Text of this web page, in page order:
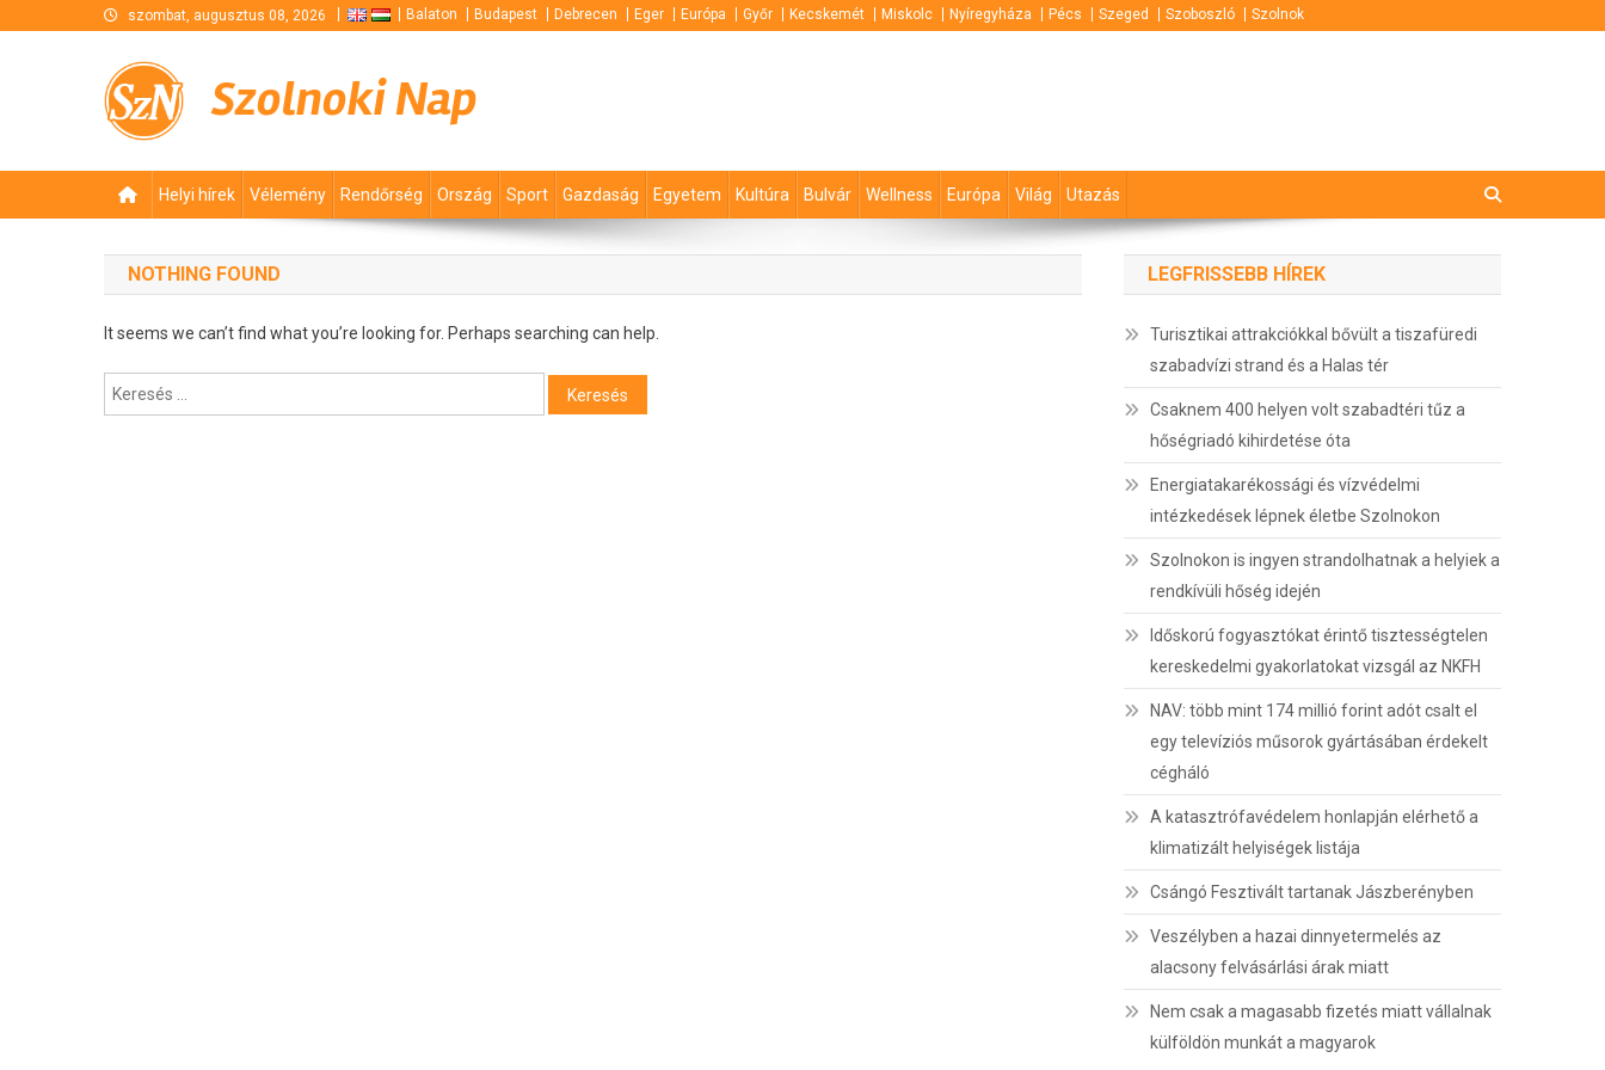
szombat, augusztus 08, 2026 Balaton Budapest Debrecen Eger Európa Győr Kecskemét Miskolc Nyíregyháza Pécs Szeged Szoboszló Szolnok
Szolnoki Nap
Helyi hírek Vélemény Rendőrség Ország Sport Gazdaság Egyetem Kultúra Bulvár Wellness Európa Világ Utazás
NOTHING FOUND
It seems we can’t find what you’re looking for. Perhaps searching can help.
Keresés:
LEGFRISSEBB HÍREK
Turisztikai attrakciókkal bővült a tiszafüredi
szabadvízi strand és a Halas tér
Csaknem 400 helyen volt szabadtéri tűz a
hőségriadó kihirdetése óta
Energiatakarékossági és vízvédelmi
intézkedések lépnek életbe Szolnokon
Szolnokon is ingyen strandolhatnak a helyiek a
rendkívüli hőség idején
Időskorú fogyasztókat érintő tisztességtelen
kereskedelmi gyakorlatokat vizsgál az NKFH
NAV: több mint 174 millió forint adót csalt el
egy televíziós műsorok gyártásában érdekelt
cégháló
A katasztrófavédelem honlapján elérhető a
klimatizált helyiségek listája
Csángó Fesztivált tartanak Jászberényben
Veszélyben a hazai dinnyetermelés az
alacsony felvásárlási árak miatt
Nem csak a magasabb fizetés miatt vállalnak
külföldön munkát a magyarok